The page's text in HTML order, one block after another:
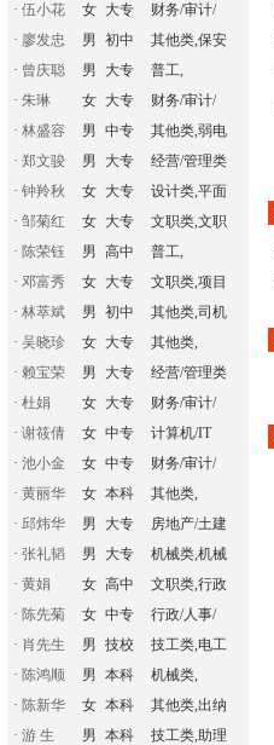
· 伍小花 女 大专
财务/审计/
· 廖发忠 男 初中
其他类,保安
· 曾庆聪 男 大专
普工,
· 朱琳 女 大专
财务/审计/
· 林盛容 男 中专
其他类,弱电
· 郑文骏 男 大专
经营/管理类
· 钟羚秋 女 大专
设计类,平面
· 邹菊红 女 大专
文职类,文职
· 陈荣钰 男 高中
普工,
· 邓富秀 女 大专
文职类,项目
· 林萃斌 男 初中
其他类,司机
· 吴晓珍 女 大专
其他类,
· 赖宝荣 男 大专
经营/管理类
· 杜娟 女 大专
财务/审计/
· 谢筱倩 女 中专
计算机/IT
· 池小金 女 中专
财务/审计/
· 黄丽华 女 本科
其他类,
· 邱炜华 男 大专
房地产/土建
· 张礼韬 男 大专
机械类,机械
· 黄娟 女 高中
文职类,行政
· 陈先菊 女 中专
行政/人事/
· 肖先生 男 技校
技工类,电工
· 陈鸿顺 男 本科
机械类,
· 陈新华 女 本科
其他类,出纳
· 游 生 男 本科
技工类,助理